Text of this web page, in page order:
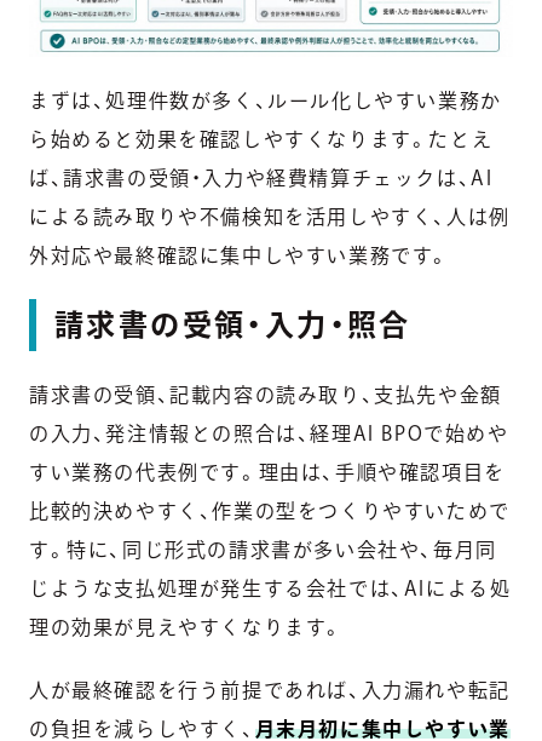
まずは、処理件数が多く、ルール化しやすい業務か
ら始めると効果を確認しやすくなります。たとえ
ば、請求書の受領・入力や経費精算チェックは、AI
による読み取りや不備検知を活用しやすく、人は例
外対応や最終確認に集中しやすい業務です。
請求書の受領・入力・照合
請求書の受領、記載内容の読み取り、支払先や金額
の入力、発注情報との照合は、経理AI BPOで始めや
すい業務の代表例です。理由は、手順や確認項目を
比較的決めやすく、作業の型をつくりやすいためで
す。特に、同じ形式の請求書が多い会社や、毎月同
じような支払処理が発生する会社では、AIによる処
理の効果が見えやすくなります。
人が最終確認を行う前提であれば、入力漏れや転記
の負担を減らしやすく、 月末月初に集中しやすい業